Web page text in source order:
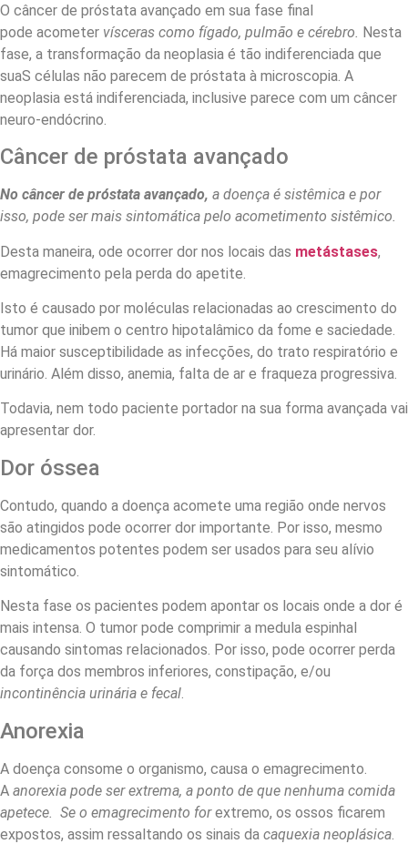
O câncer de próstata avançado em sua fase final
pode acometer vísceras como fígado, pulmão e cérebro. Nesta
fase, a transformação da neoplasia é tão indiferenciada que
suaS células não parecem de próstata à microscopia. A
neoplasia está indiferenciada, inclusive parece com um câncer
neuro-endócrino.
Câncer de próstata avançado
No câncer de próstata avançado, a doença é sistêmica e por
isso, pode ser mais sintomática pelo acometimento sistêmico.
Desta maneira, ode ocorrer dor nos locais das metástases,
emagrecimento pela perda do apetite.
Isto é causado por moléculas relacionadas ao crescimento do
tumor que inibem o centro hipotalâmico da fome e saciedade.
Há maior susceptibilidade as infecções, do trato respiratório e
urinário. Além disso, anemia, falta de ar e fraqueza progressiva.
Todavia, nem todo paciente portador na sua forma avançada vai
apresentar dor.
Dor óssea
Contudo, quando a doença acomete uma região onde nervos
são atingidos pode ocorrer dor importante. Por isso, mesmo
medicamentos potentes podem ser usados para seu alívio
sintomático.
Nesta fase os pacientes podem apontar os locais onde a dor é
mais intensa. O tumor pode comprimir a medula espinhal
causando sintomas relacionados. Por isso, pode ocorrer perda
da força dos membros inferiores, constipação, e/ou
incontinência urinária e fecal.
Anorexia
A doença consome o organismo, causa o emagrecimento.
A anorexia pode ser extrema, a ponto de que nenhuma comida
apetece. Se o emagrecimento forextremo, os ossos ficarem
expostos, assim ressaltando os sinais da caquexia neoplásica